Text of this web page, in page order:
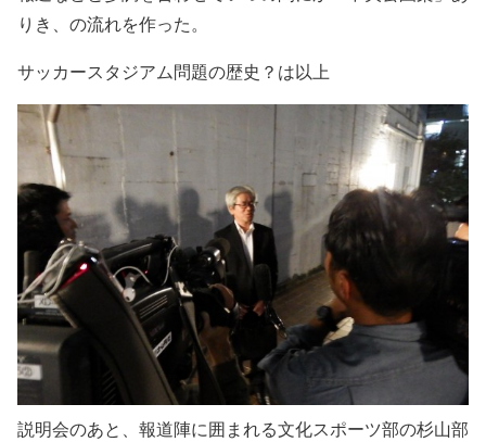
りき、の流れを作った。
サッカースタジアム問題の歴史？は以上
説明会のあと、報道陣に囲まれる文化スポーツ部の杉山部